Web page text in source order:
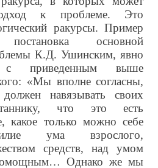
к проблеме. Это
ракурсы. Пример
основной
К.Д. Ушинским, явно
с приведенным выше
«Мы вполне согласны,
навязывать своих
что это есть
какое только можно себе
ума взрослого,
средств, над умом
Однако же мы